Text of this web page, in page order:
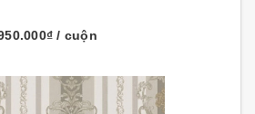
/ cuộn